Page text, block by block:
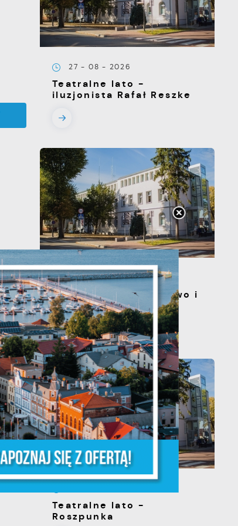
27 - 08 - 2026
Teatralne lato -
iluzjonista Rafał Reszke
20 - 08 - 2026
Teatralne lato - Zdrowo i
kolorowo
Teatralne lato -
Roszpunka